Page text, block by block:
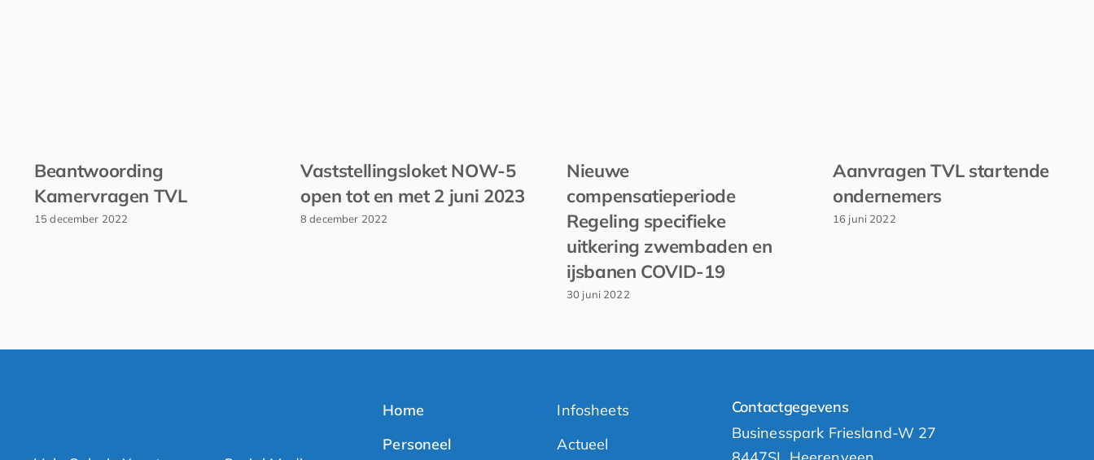
Beantwoording
Kamervragen TVL
15 december 2022
Vaststellingsloket NOW-5
open tot en met 2 juni 2023
8 december 2022
Nieuwe
compensatieperiode
Regeling specifieke
uitkering zwembaden en
ijsbanen COVID-19
30 juni 2022
Aanvragen TVL startende
ondernemers
16 juni 2022
Home
Personeel
Infosheets
Actueel
Contactgegevens
Businesspark Friesland-W 27